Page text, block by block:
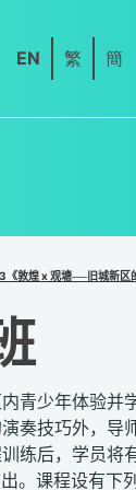
EN 繁 簡
敦煌 x 观塘──旧城新区
青少年体验并
奏技巧外，导
练后，学员将
。课程设有下